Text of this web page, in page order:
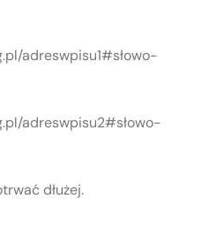
adreswpisu1#słowo-
adreswpisu2#słowo-
dłużej.